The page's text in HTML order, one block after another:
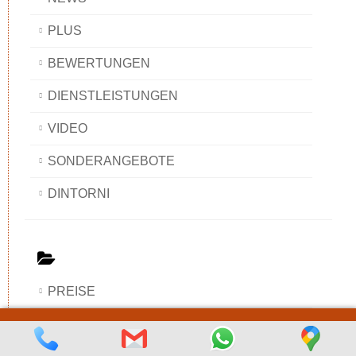
PLUS
BEWERTUNGEN
DIENSTLEISTUNGEN
VIDEO
SONDERANGEBOTE
DINTORNI
PREISE
PIAZZA ARMERINA AUGUST